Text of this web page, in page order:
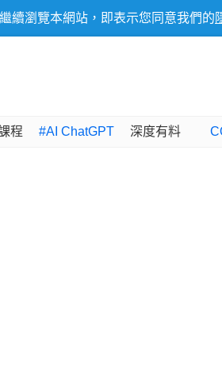
續瀏覽本網站，即表示您同意我們的
程 #AI ChatGPT 深度有料